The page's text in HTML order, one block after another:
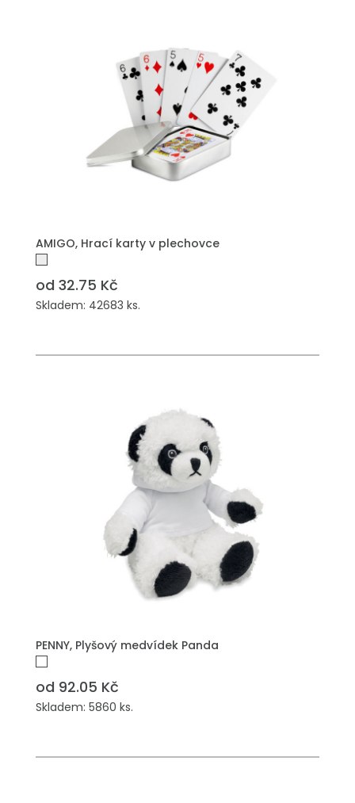
AMIGO, Hrací karty v plechovce
od 32.75 Kč
Skladem: 42683 ks.
PENNY, Plyšový medvídek Panda
od 92.05 Kč
Skladem: 5860 ks.